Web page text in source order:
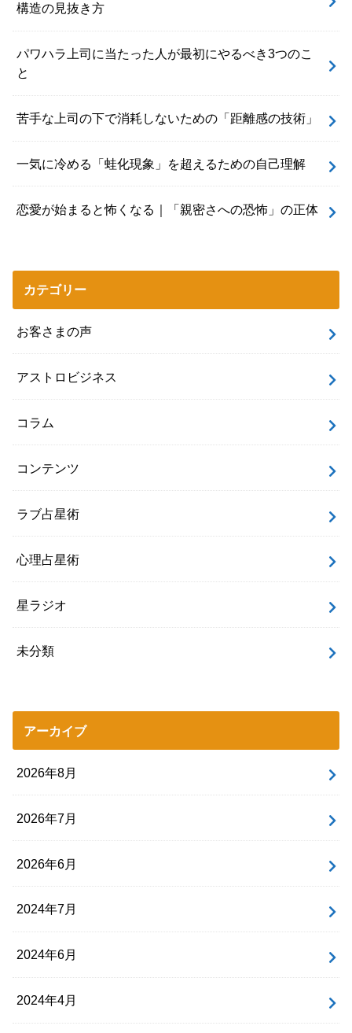
構造の見抜き方
パワハラ上司に当たった人が最初にやるべき3つのこ
と
苦手な上司の下で消耗しないための「距離感の技術」
一気に冷める「蛙化現象」を超えるための自己理解
恋愛が始まると怖くなる｜「親密さへの恐怖」の正体
カテゴリー
お客さまの声
アストロビジネス
コラム
コンテンツ
ラブ占星術
心理占星術
星ラジオ
未分類
アーカイブ
2026年8月
2026年7月
2026年6月
2024年7月
2024年6月
2024年4月